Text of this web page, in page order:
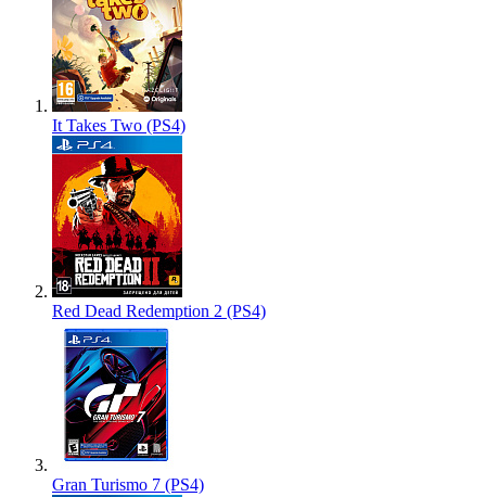
It Takes Two (PS4)
Red Dead Redemption 2 (PS4)
Gran Turismo 7 (PS4)